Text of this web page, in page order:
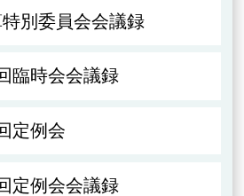
別委員会会議録
臨時会会議録
定例会
定例会会議録